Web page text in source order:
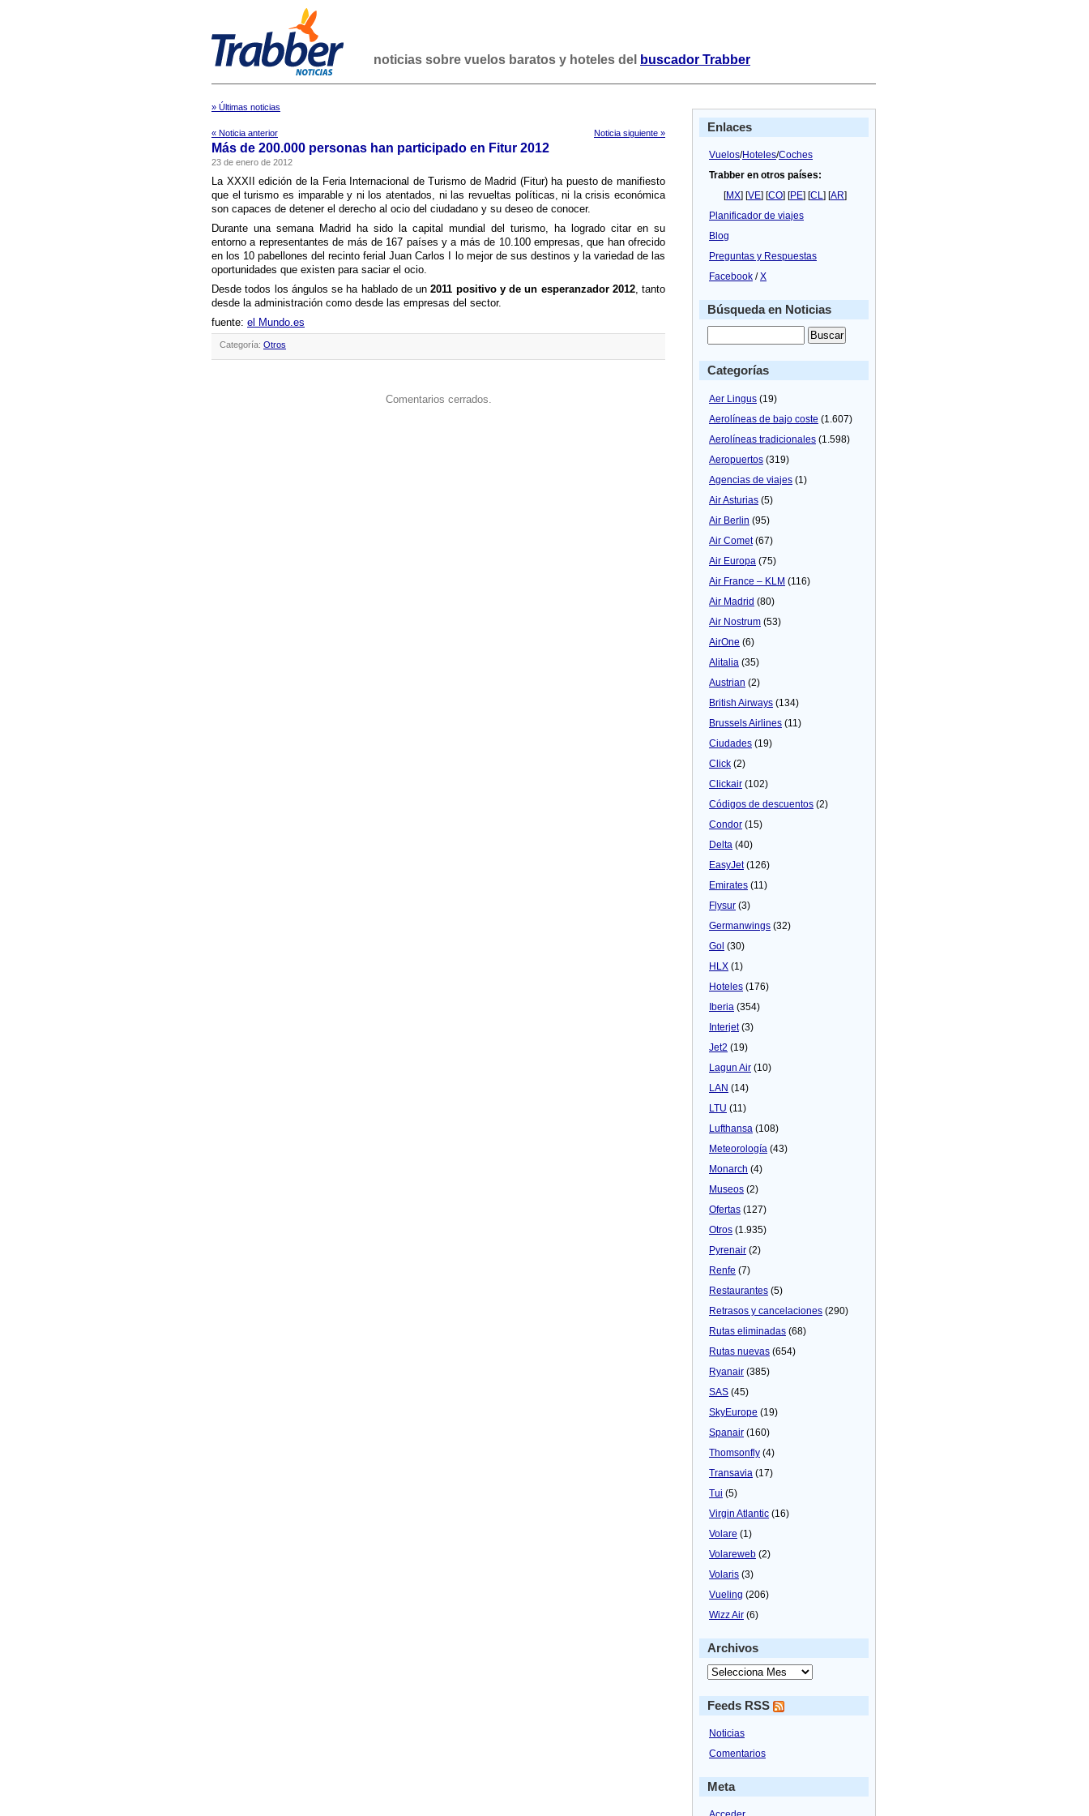
noticias sobre vuelos baratos y hoteles del buscador Trabber
» Últimas noticias
« Noticia anterior Noticia siguiente »
Más de 200.000 personas han participado en Fitur 2012
23 de enero de 2012
La XXXII edición de la Feria Internacional de Turismo de Madrid (Fitur) ha puesto de manifiesto
que el turismo es imparable y ni los atentados, ni las revueltas polí­ticas, ni la crisis económica
son capaces de detener el derecho al ocio del ciudadano y su deseo de conocer.
Durante una semana Madrid ha sido la capital mundial del turismo, ha logrado citar en su
entorno a representantes de más de 167 paí­ses y a más de 10.100 empresas, que han ofrecido
en los 10 pabellones del recinto ferial Juan Carlos I lo mejor de sus destinos y la variedad de las
oportunidades que existen para saciar el ocio.
Desde todos los ángulos se ha hablado de un2011 positivo y de un esperanzador 2012, tanto
desde la administración como desde las empresas del sector.
fuente: el Mundo.es
Categoría: Otros
Comentarios cerrados.
Enlaces
Vuelos/Hoteles/Coches
Trabber en otros países:
[MX] [VE] [CO] [PE] [CL] [AR]
Planificador de viajes
Blog
Preguntas y Respuestas
Facebook /X
Búsqueda en Noticias
Categorías
Aer Lingus (19)
Aerolíneas de bajo coste (1.607)
Aerolíneas tradicionales (1.598)
Aeropuertos (319)
Agencias de viajes (1)
Air Asturias (5)
Air Berlin (95)
Air Comet(67)
Air Europa (75)
Air France – KLM (116)
Air Madrid (80)
Air Nostrum (53)
AirOne (6)
Alitalia (35)
Austrian (2)
British Airways (134)
Brussels Airlines (11)
Ciudades (19)
Click (2)
Clickair (102)
Códigos de descuentos (2)
Condor (15)
Delta (40)
EasyJet(126)
Emirates (11)
Flysur (3)
Germanwings (32)
Gol (30)
HLX (1)
Hoteles (176)
Iberia (354)
Interjet(3)
Jet2 (19)
Lagun Air (10)
LAN (14)
LTU (11)
Lufthansa (108)
Meteorologí­a (43)
Monarch (4)
Museos (2)
Ofertas (127)
Otros (1.935)
Pyrenair (2)
Renfe (7)
Restaurantes (5)
Retrasos y cancelaciones (290)
Rutas eliminadas (68)
Rutas nuevas (654)
Ryanair (385)
SAS (45)
SkyEurope (19)
Spanair (160)
Thomsonfly (4)
Transavia (17)
Tui (5)
Virgin Atlantic (16)
Volare (1)
Volareweb (2)
Volaris (3)
Vueling (206)
Wizz Air (6)
Archivos
Feeds RSS
Noticias
Comentarios
Meta